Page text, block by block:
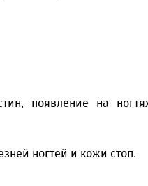
появление на
ногтей и кожи стоп.